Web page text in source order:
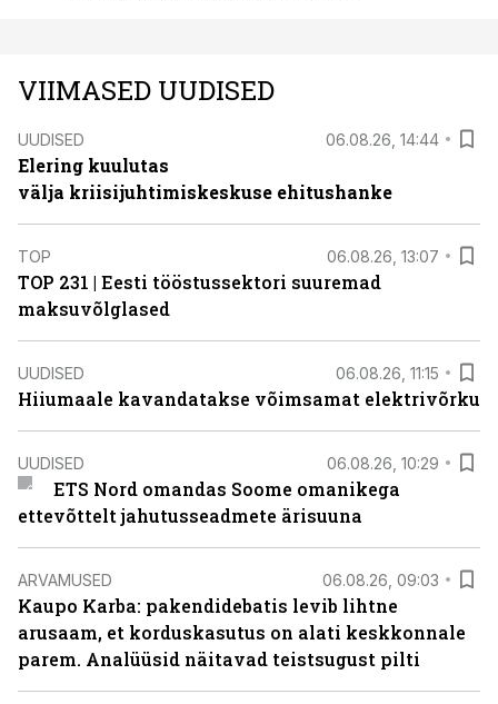
VIIMASED UUDISED
UUDISED 06.08.26, 14:44
Elering kuulutas
välja kriisijuhtimiskeskuse ehitushanke
TOP 06.08.26, 13:07
TOP 231 | Eesti tööstussektori suuremad
maksuvõlglased
UUDISED 06.08.26, 11:15
Hiiumaale kavandatakse võimsamat elektrivõrku
UUDISED 06.08.26, 10:29
ETS Nord omandas Soome omanikega
ettevõttelt jahutusseadmete ärisuuna
ARVAMUSED 06.08.26, 09:03
Kaupo Karba: pakendidebatis levib lihtne
arusaam, et korduskasutus on alati keskkonnale
parem. Analüüsid näitavad teistsugust pilti